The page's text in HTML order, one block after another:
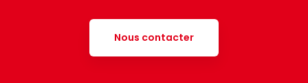
Nous contacter